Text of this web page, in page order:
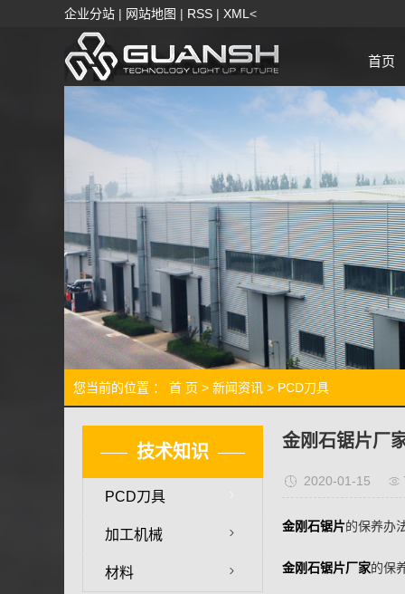
企业分站 | 网站地图 | RSS | XML <
首页
您当前的位置 ： 首 页 > 新闻资讯 > PCD刀具
技术知识
PCD刀具
加工机械
材料
金刚石锯片厂
2020-01-15
金刚石锯片的保养办
金刚石锯片厂家的保